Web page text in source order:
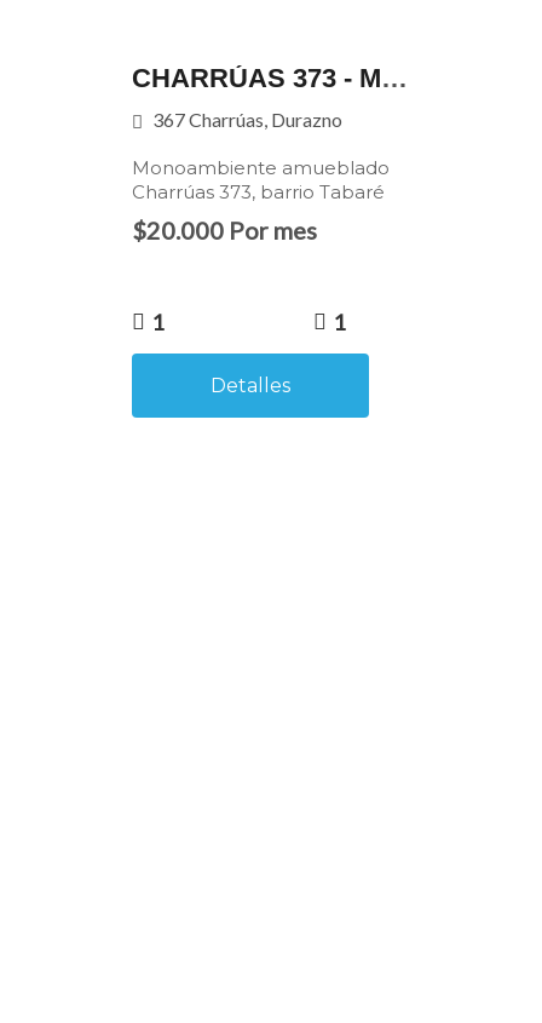
CHARRÚAS 373 - MONOAMBIENTE AMUEBLADO - BARRIO TABARÉ
367 Charrúas, Durazno
Monoambiente amueblado
Charrúas 373, barrio Tabaré
$20.000 Por mes
1 1
Detalles